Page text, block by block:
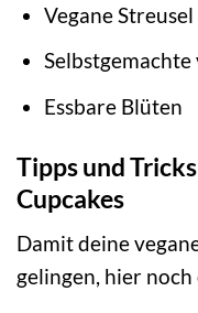
Vegane Streusel
Essbare Blüten
Tipps und
Cupcakes
Damit deine
gelingen, hier noch